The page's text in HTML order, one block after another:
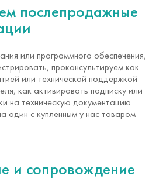
послепродажные
или программного обеспечения,
проконсультируем как
или технической поддержкой
как активировать подписку или
на техническую документацию
один с купленным у нас товаром
и сопровождение